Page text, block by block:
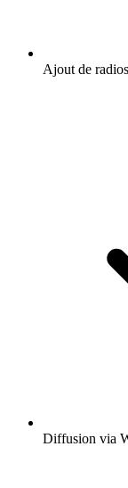
Ajout de
Diffusion via